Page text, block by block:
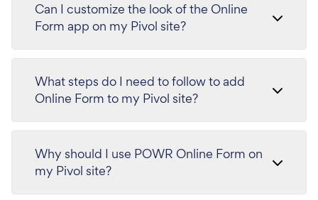
Can I customize the look of the Online
Form app on my Pivol site?
What steps do I need to follow to add
Online Form to my Pivol site?
Why should I use POWR Online Form on
my Pivol site?